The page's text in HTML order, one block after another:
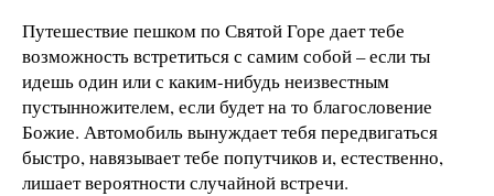
Путешествие пешком по Святой Горе дает тебе
возможность встретиться с самим собой – если ты
идешь один или с каким-нибудь неизвестным
пустынножителем, если будет на то благословение
Божие. Автомобиль вынуждает тебя передвигаться
быстро, навязывает тебе попутчиков и, естественно,
лишает вероятности случайной встречи.